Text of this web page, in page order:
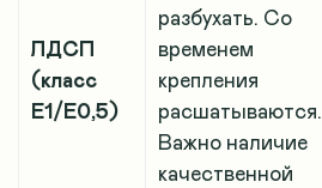
ЛДСП
(класс
Е1/Е0,5)
разбухать. Со
временем
крепления
расшатываются.
Важно наличие
качественной